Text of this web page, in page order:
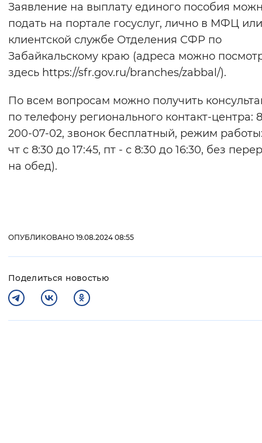
Заявление на выплату единого пособия
подать на портале госуслуг, лично в МФЦ или
клиентской службе Отделения СФР по
Забайкальскому краю (адреса можно
здесь https://sfr.gov.ru/branches/zabbal/).
По всем вопросам можно получить
по телефону регионального контакт-центра:
200-07-02, звонок бесплатный, режим
чт с 8:30 до 17:45, пт - с 8:30 до 16:30, без
на обед).
ОПУБЛИКОВАНО 19.08.2024 08:55
Поделиться новостью